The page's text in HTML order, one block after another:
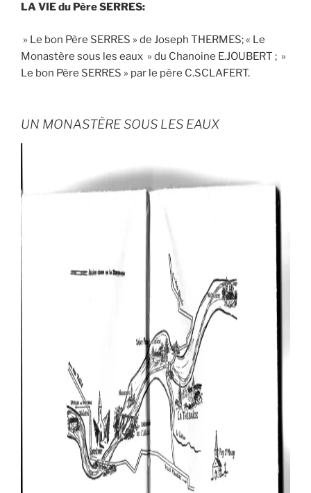
LA VIE du Père SERRES:
» Le bon Père SERRES » de Joseph THERMES; « Le
Monastère sous les eaux » du Chanoine E.JOUBERT ; »
Le bon Père SERRES » par le père C.SCLAFERT.
UN MONASTÈRE SOUS LES EAUX